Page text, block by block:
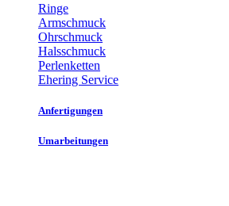
Ringe
Armschmuck
Ohrschmuck
Halsschmuck
Perlenketten
Ehering Service
Anfertigungen
Umarbeitungen